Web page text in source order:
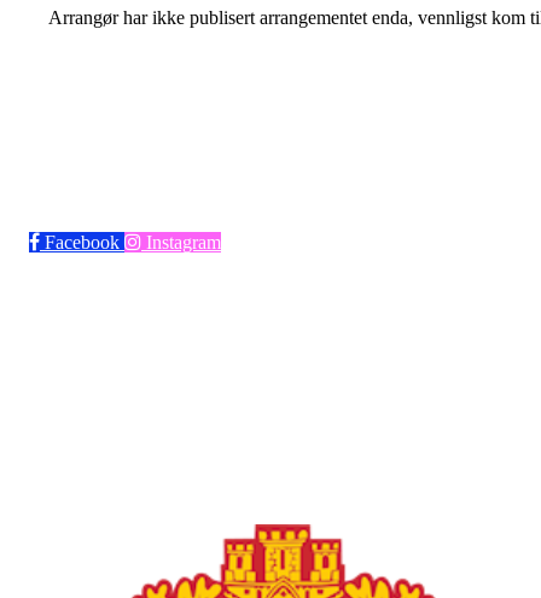
Arrangør har ikke publisert arrangementet enda, vennligst kom
Facebook Instagram